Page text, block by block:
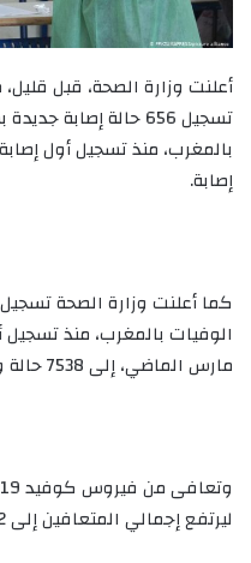
تسجيل 656 حالة إصابة
إصابة.
مارس الماضي، إلى 7538 حالة وفاة.
ليرتفع إجمالي المتعافين إلى 414972 من هذا الفيروس.